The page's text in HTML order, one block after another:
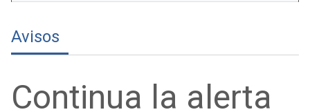
Avisos
Continua la alerta